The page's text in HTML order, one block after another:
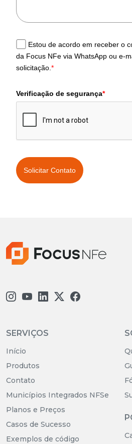
Estou de acordo em receber o
da Focus NFe via WhatsApp ou e-
solicitação. *
Verificação de segurança*
Solicitar Contato
SERVIÇOS
Início
Produtos
Contato
Municípios Integrados NFSe
Planos e Preços
Casos de Sucesso
Exemplos de código